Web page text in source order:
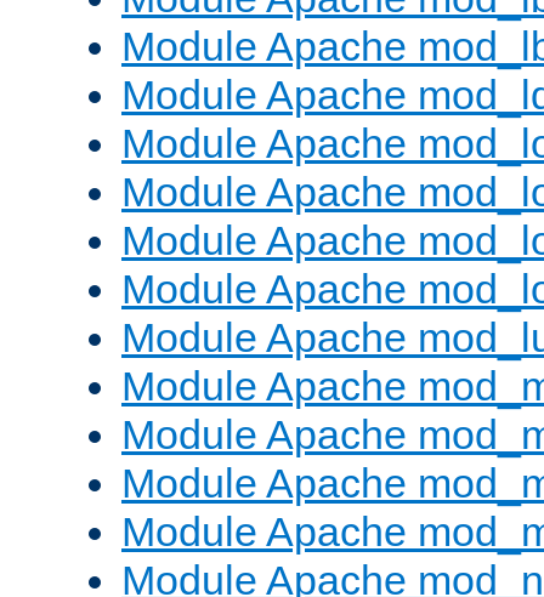
Module Apache
Module Apache
Module Apache
Module Apache
Module Apache
Module Apache
Module Apache
Module Apache
Module Apache
Module Apache
Module Apache
Module Apache